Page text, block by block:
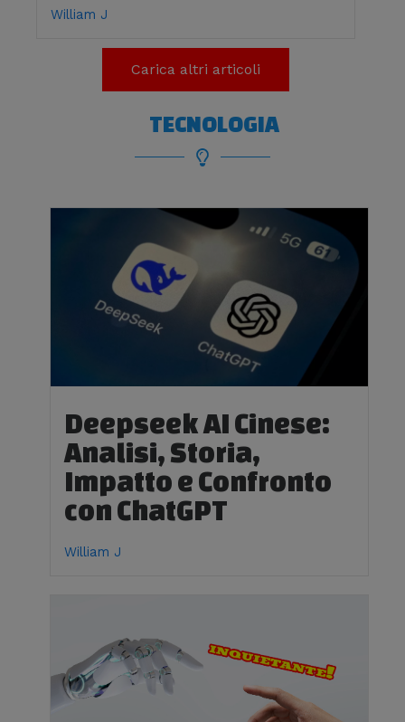
William J
Carica altri articoli
TECNOLOGIA
Deepseek AI Cinese:
Analisi, Storia,
Impatto e Confronto
con ChatGPT
William J